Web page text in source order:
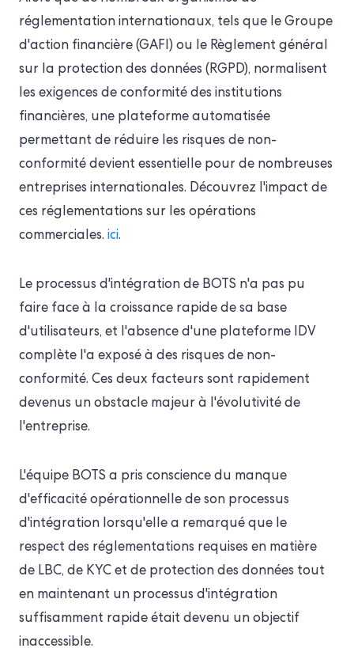
réglementation internationaux, tels que le Groupe
d'action financière (GAFI) ou le Règlement général
sur la protection des données (RGPD), normalisent
les exigences de conformité des institutions
financières, une plateforme automatisée
permettant de réduire les risques de non-
conformité devient essentielle pour de nombreuses
entreprises internationales. Découvrez l'impact de
ces réglementations sur les opérations
commerciales. ici.
Le processus d'intégration de BOTS n'a pas pu
faire face à la croissance rapide de sa base
d'utilisateurs, et l'absence d'une plateforme IDV
complète l'a exposé à des risques de non-
conformité. Ces deux facteurs sont rapidement
devenus un obstacle majeur à l'évolutivité de
l'entreprise.
L'équipe BOTS a pris conscience du manque
d'efficacité opérationnelle de son processus
d'intégration lorsqu'elle a remarqué que le
respect des réglementations requises en matière
de LBC, de KYC et de protection des données tout
en maintenant un processus d'intégration
suffisamment rapide était devenu un objectif
inaccessible.